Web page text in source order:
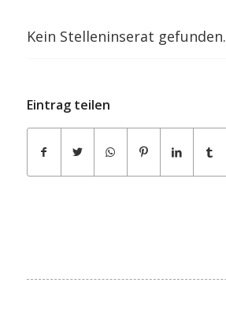
Kein Stelleninserat gefunden.
Eintrag teilen